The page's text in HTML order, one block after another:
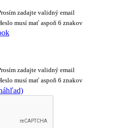
zadajte validný email
musí mať aspoň 6 znakov
zadajte validný email
musí mať aspoň 6 znakov